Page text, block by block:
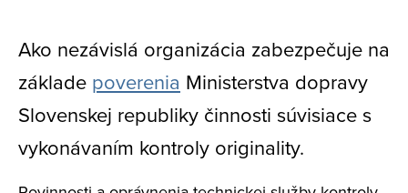
Ako nezávislá organizácia zabezpečuje na
základe poverenia Ministerstva dopravy
Slovenskej republiky činnosti súvisiace s
vykonávaním kontroly originality.